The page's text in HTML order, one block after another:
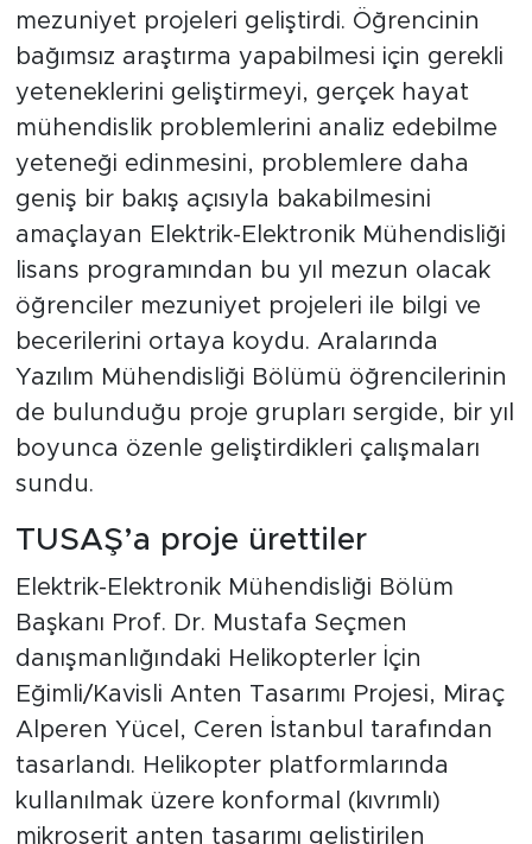
mezuniyet projeleri geliştirdi. Öğrencinin
bağımsız araştırma yapabilmesi için gerekli
yeteneklerini geliştirmeyi, gerçek hayat
mühendislik problemlerini analiz edebilme
yeteneği edinmesini, problemlere daha
geniş bir bakış açısıyla bakabilmesini
amaçlayan Elektrik-Elektronik Mühendisliği
lisans programından bu yıl mezun olacak
öğrenciler mezuniyet projeleri ile bilgi ve
becerilerini ortaya koydu. Aralarında
Yazılım Mühendisliği Bölümü öğrencilerinin
de bulunduğu proje grupları sergide, bir yıl
boyunca özenle geliştirdikleri çalışmaları
sundu.
TUSAŞ’a proje ürettiler
Elektrik-Elektronik Mühendisliği Bölüm
Başkanı Prof. Dr. Mustafa Seçmen
danışmanlığındaki Helikopterler İçin
Eğimli/Kavisli Anten Tasarımı Projesi, Miraç
Alperen Yücel, Ceren İstanbul tarafından
tasarlandı. Helikopter platformlarında
kullanılmak üzere konformal (kıvrımlı)
mikroşerit anten tasarımı geliştirilen